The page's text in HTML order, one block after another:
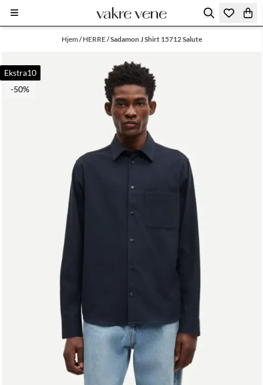
Hopp til innhold
Hjem/HERRE/Sadamon J Shirt 15712 Salute
Ekstra10
-50%